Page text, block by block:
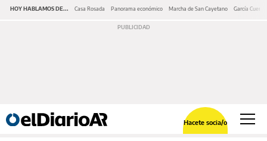
HOY HABLAMOS DE... Casa Rosada Panorama económico Marcha de San Cayetano García Cuerva
Hacete socia/o